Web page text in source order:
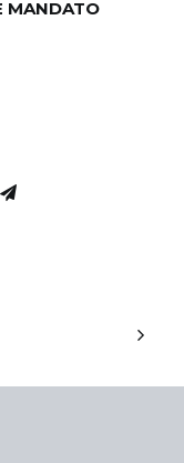
MANDATO